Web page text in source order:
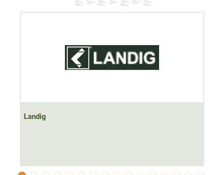
Links- als auch Rechtshänderkönnen den
Wurster optimal bedienen, da der Behälter in beide
wartungsfreundlichist. Es ist 2-fach übersetzt, dadurch
wird die Arbeit besonders
16, 22, 32 und 38mm Durchmesser enthalten. Somit
Landig